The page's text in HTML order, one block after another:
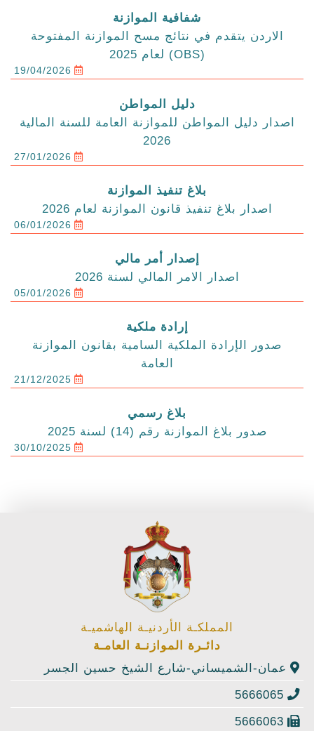
شفافية الموازنة
الاردن يتقدم في نتائج مسح الموازنة المفتوحة
(OBS) لعام 2025
19/04/2026
دليل المواطن
اصدار دليل المواطن للموازنة العامة للسنة المالية
2026
27/01/2026
بلاغ تنفيذ الموازنة
اصدار بلاغ تنفيذ قانون الموازنة لعام 2026
06/01/2026
إصدار أمر مالي
اصدار الامر المالي لسنة 2026
05/01/2026
إرادة ملكية
صدور الإرادة الملكية السامية بقانون الموازنة
العامة
21/12/2025
بلاغ رسمي
صدور بلاغ الموازنة رقم (14) لسنة 2025
30/10/2025
المملكـة الأردنيـة الهاشميـة
دائـرة الموازنـة العامـة
عمان-الشميساني-شارع الشيخ حسين الجسر
5666065
5666063